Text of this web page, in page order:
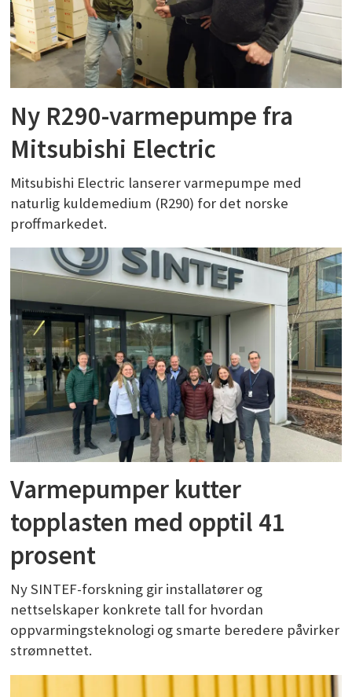
Ny R290-varmepumpe fra
Mitsubishi Electric
Mitsubishi Electric lanserer varmepumpe med
naturlig kuldemedium (R290) for det norske
proffmarkedet.
Varmepumper kutter
topplasten med opptil 41
prosent
Ny SINTEF-forskning gir installatører og
nettselskaper konkrete tall for hvordan
oppvarmingsteknologi og smarte beredere påvirker
strømnettet.